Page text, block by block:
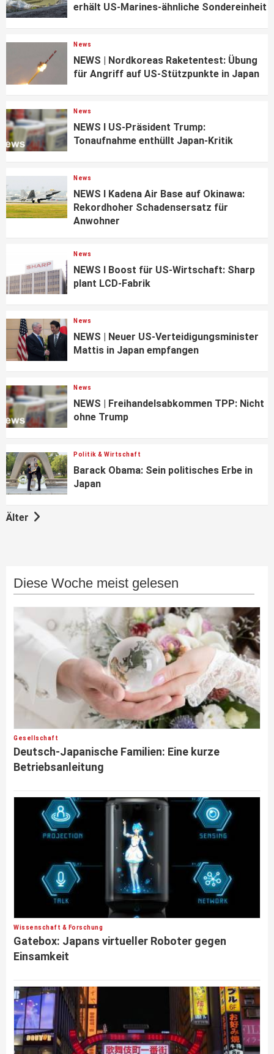
erhält US-Marines-ähnliche Sondereinheit
News
NEWS | Nordkoreas Raketentest: Übung
für Angriff auf US-Stützpunkte in Japan
News
NEWS I US-Präsident Trump:
Tonaufnahme enthüllt Japan-Kritik
News
NEWS I Kadena Air Base auf Okinawa:
Rekordhoher Schadensersatz für
Anwohner
News
NEWS I Boost für US-Wirtschaft: Sharp
plant LCD-Fabrik
News
NEWS | Neuer US-Verteidigungsminister
Mattis in Japan empfangen
News
NEWS | Freihandelsabkommen TPP: Nicht
ohne Trump
Politik & Wirtschaft
Barack Obama: Sein politisches Erbe in
Japan
Älter
Diese Woche meist gelesen
Gesellschaft
Deutsch-Japanische Familien: Eine kurze
Betriebsanleitung
Wissenschaft & Forschung
Gatebox: Japans virtueller Roboter gegen
Einsamkeit